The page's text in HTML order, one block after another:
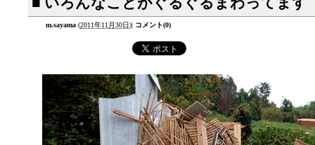
m.sayama (2011年11月30日)| コメント(0)